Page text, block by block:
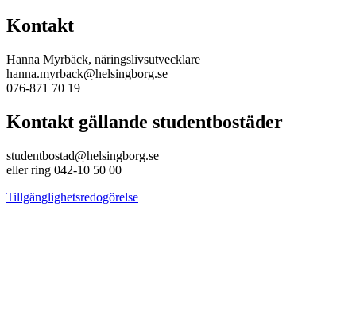
Kontakt
Hanna Myrbäck, näringslivsutvecklare
hanna.myrback@helsingborg.se
076-871 70 19
Kontakt gällande studentbostäder
studentbostad@helsingborg.se
eller ring 042-10 50 00
Tillgänglighetsredogörelse